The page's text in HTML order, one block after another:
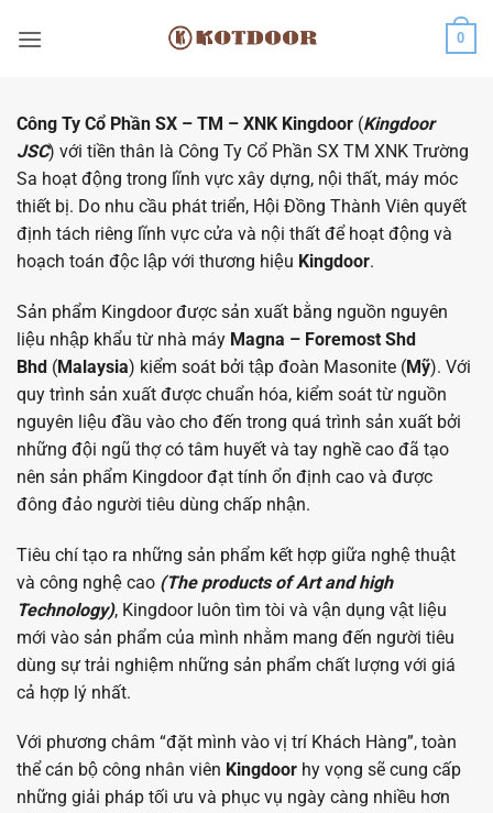
qua
0
Công Ty Cổ Phần SX – TM – XNK Kingdoor (Kingdoor
JSC) với tiền thân là Công Ty Cổ Phần SX TM XNK Trường
Sa hoạt động trong lĩnh vực xây dựng, nội thất, máy móc
thiết bị. Do nhu cầu phát triển, Hội Đồng Thành Viên quyết
định tách riêng lĩnh vực cửa và nội thất để hoạt động và
hoạch toán độc lập với thương hiệu Kingdoor.
Sản phẩm Kingdoor được sản xuất bằng nguồn nguyên
liệu nhập khẩu từ nhà máy Magna – Foremost Shd
Bhd (Malaysia) kiểm soát bởi tập đoàn Masonite (Mỹ). Với
quy trình sản xuất được chuẩn hóa, kiểm soát từ nguồn
nguyên liệu đầu vào cho đến trong quá trình sản xuất bởi
những đội ngũ thợ có tâm huyết và tay nghề cao đã tạo
nên sản phẩm Kingdoor đạt tính ổn định cao và được
đông đảo người tiêu dùng chấp nhận.
Tiêu chí tạo ra những sản phẩm kết hợp giữa nghệ thuật
và công nghệ cao (The products of Art and high
Technology), Kingdoor luôn tìm tòi và vận dụng vật liệu
mới vào sản phẩm của mình nhằm mang đến người tiêu
dùng sự trải nghiệm những sản phẩm chất lượng với giá
cả hợp lý nhất.
Với phương châm “đặt mình vào vị trí Khách Hàng”, toàn
thể cán bộ công nhân viên Kingdoor hy vọng sẽ cung cấp
những giải pháp tối ưu và phục vụ ngày càng nhiều hơn